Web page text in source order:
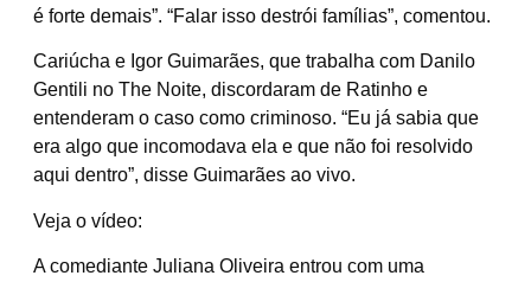
é forte demais”. “Falar isso destrói famílias”, comentou.
Cariúcha e Igor Guimarães, que trabalha com Danilo
Gentili no The Noite, discordaram de Ratinho e
entenderam o caso como criminoso. “Eu já sabia que
era algo que incomodava ela e que não foi resolvido
aqui dentro”, disse Guimarães ao vivo.
Veja o vídeo:
A comediante Juliana Oliveira entrou com uma